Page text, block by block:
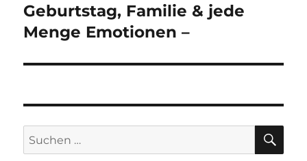
Geburtstag, Familie & jede
Menge Emotionen –
Suchen
nach: